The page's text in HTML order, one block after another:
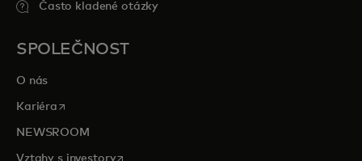
Často kladené otázky
SPOLEČNOST
O nás
Kariéra opens in a new tab
NEWSROOM
Vztahy s investoryopens in a new tab